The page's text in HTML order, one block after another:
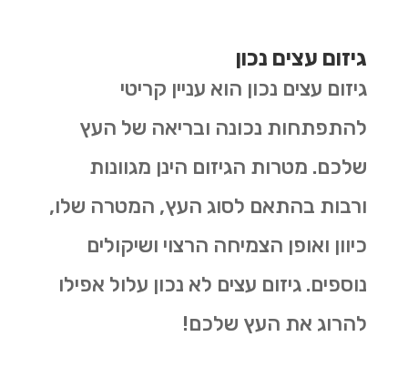
גיזום עצים נכון
גיזום עצים נכון הוא עניין קריטי
להתפתחות נכונה ובריאה של העץ
שלכם. מטרות הגיזום הינן מגוונות
ורבות בהתאם לסוג העץ, המטרה שלו,
כיוון ואופן הצמיחה הרצוי ושיקולים
נוספים. גיזום עצים לא נכון עלול אפילו
להרוג את העץ שלכם!